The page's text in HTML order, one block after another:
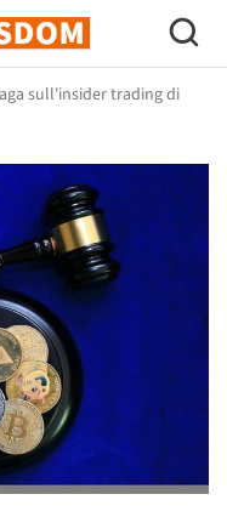
sull'insider trading di